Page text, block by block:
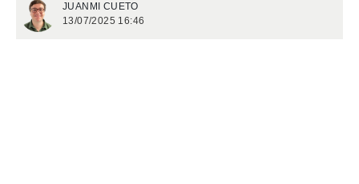
JUANMI CUETO
13/07/2025 16:46